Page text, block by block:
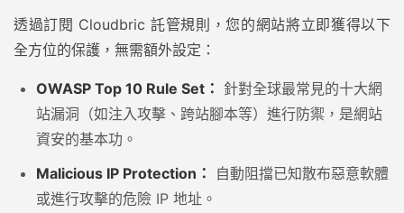
透過訂閱 Cloudbric 託管規則，您的網站將立即獲得以下
全方位的保護，無需額外設定：
OWASP Top 10 Rule Set： 針對全球最常見的十大網
站漏洞（如注入攻擊、跨站腳本等）進行防禦，是網站
資安的基本功。
Malicious IP Protection：
自動阻擋已知散布惡意軟體
或進行攻擊的危險 IP 地址。